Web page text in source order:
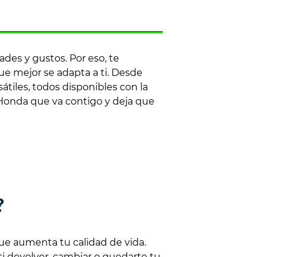
y gustos. Por eso, te
mejor se adapta a ti. Desde
todos disponibles con la
que va contigo y deja que
aumenta tu calidad de vida.